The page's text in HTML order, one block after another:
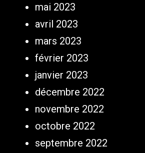
mai 2023
avril 2023
mars 2023
février 2023
janvier 2023
décembre 2022
novembre 2022
octobre 2022
septembre 2022